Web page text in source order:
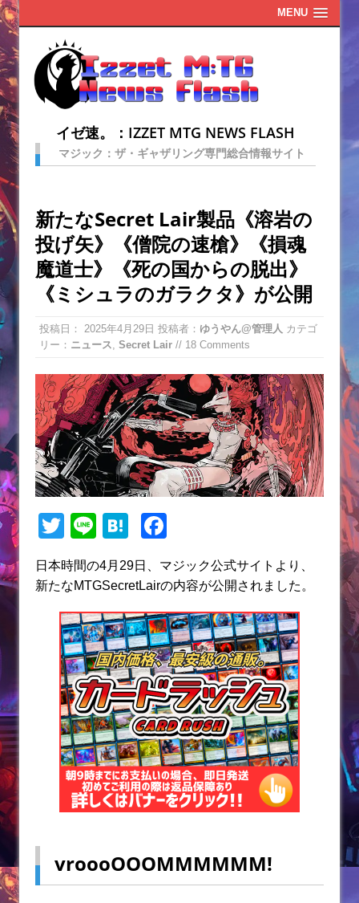
MENU
イゼ速。：IZZET MTG NEWS FLASH
マジック：ザ・ギャザリング専門総合情報サイト
新たなSecret Lair製品《溶岩の
投げ矢》《僧院の速槍》《損魂
魔道士》《死の国からの脱出》
《ミシュラのガラクタ》が公開
投稿日： 2025年4月29日 投稿者： ゆうやん@管理人 カテゴ
リー： ニュース Secret Lair // 18 Comments
T
w
itt
Li
e
H
e
a
c
b
o
o
k
日本時間の4月29日、マジック公式サイトより、
新たなMTGSecretLairの内容が公開されました。
vroooOOOMMMMMM!